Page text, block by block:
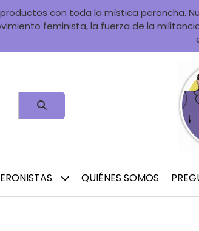
con toda la mística peroncha.
feminista, la fuerza de la
QUIÉNES SOMOS